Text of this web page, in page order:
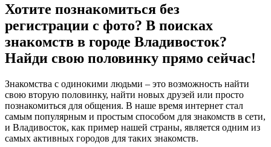
Хотите познакомиться без
регистрации с фото? В поисках
знакомств в городе Владивосток?
Найди свою половинку прямо сейчас!
Знакомства с одинокими людьми – это возможность найти
свою вторую половинку, найти новых друзей или просто
познакомиться для общения. В наше время интернет стал
самым популярным и простым способом для знакомств в сети,
и Владивосток, как пример нашей страны, является одним из
самых активных городов для таких знакомств.